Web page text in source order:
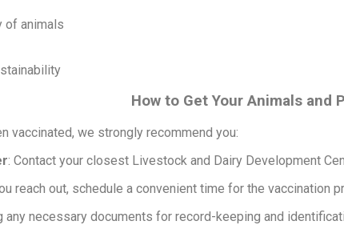
of animals
How to Get Your Animals and
vaccinated, we strongly recommend you:
: Contact your closest Livestock and Dairy Development
reach out, schedule a convenient time for the vaccination
any necessary documents for record-keeping and